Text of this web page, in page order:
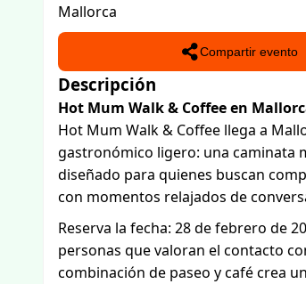
Mallorca
Compartir evento
Descripción
Hot Mum Walk & Coffee en
Hot Mum Walk & Coffee llega a
gastronómico ligero: una caminata
diseñado para quienes buscan
con momentos relajados de
Reserva la fecha: 28 de febrero de
personas que valoran el contacto
combinación de paseo y café crea